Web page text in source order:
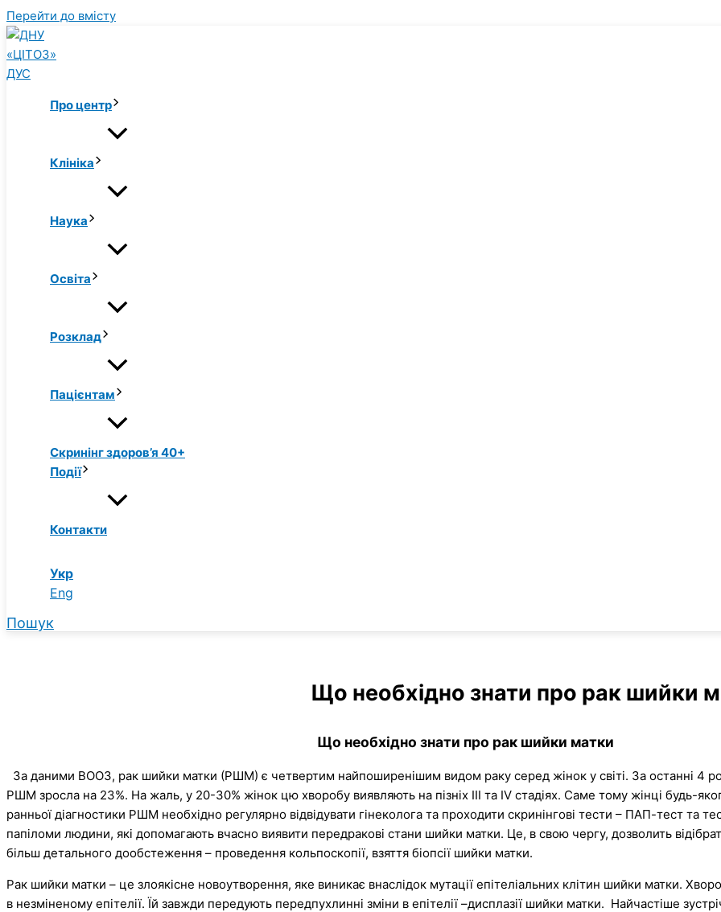
Перейти до вмісту
Про центр
Клініка
Наука
Освіта
Розклад
Пацієнтам
Скринінг здоров’я 40+
Події
Контакти
Укр
Eng
Пошук
Що необхідно знати про рак шийки
Що необхідно знати про рак шийки матки
За даними ВООЗ, рак шийки матки (РШМ) є четвертим найпоширенішим видом раку серед жінок у світі. За останні 4
РШМ зросла на 23%. На жаль, у 20-30% жінок цю хворобу виявляють на пізніх ІІІ та ІV стадіях. Саме тому жінці будь-
ранньої діагностики РШМ необхідно регулярно відвідувати гінеколога та проходити скринінгові тести – ПАП-тест та
папіломи людини, які допомагають вчасно виявити передракові стани шийки матки. Це, в свою чергу, дозволить
більш детального дообстеження – проведення кольпоскопії, взяття біопсії шийки матки.
Рак шийки матки – це злоякісне новоутворення, яке виникає внаслідок мутації епітеліальних клітин шийки матки.
в незміненому епітелії. Їй завжди передують передпухлинні зміни в епітелії –дисплазії шийки матки. Найчастіше